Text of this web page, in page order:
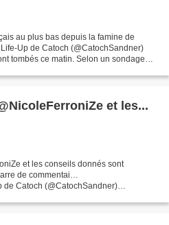
au plus bas depuis la famine de
Up de Catoch (@CatochSandner)
tombés ce matin. Selon un sondage
et les...
et les conseils donnés sont
de commentai…
de Catoch (@CatochSandner)